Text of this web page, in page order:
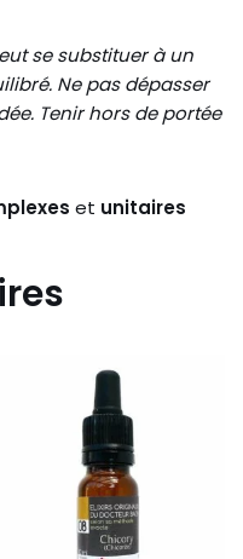
se substituer à un
Ne pas dépasser
Tenir hors de portée
et unitaires